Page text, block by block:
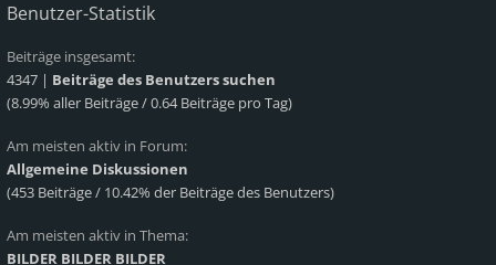
Benutzer-Statistik
Beiträge insgesamt:
4347 | Beiträge des Benutzers suchen
(8.99% aller Beiträge / 0.64 Beiträge pro Tag)
Am meisten aktiv in Forum:
Allgemeine Diskussionen
(453 Beiträge / 10.42% der Beiträge des Benutzers)
Am meisten aktiv in Thema:
BILDER BILDER BILDER